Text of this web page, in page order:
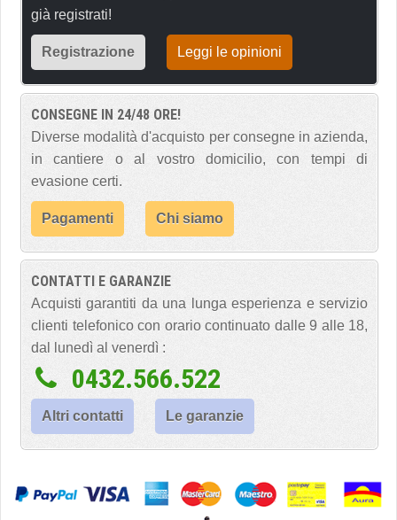
già registrati!
Registrazione Leggi le opinioni
CONSEGNE IN 24/48 ORE!
Diverse modalità d'acquisto per consegne in azienda,
in cantiere o al vostro domicilio, con tempi di
evasione certi.
Pagamenti Chi siamo
CONTATTI E GARANZIE
Acquisti garantiti da una lunga esperienza e servizio
clienti telefonico con orario continuato dalle 9 alle 18,
dal lunedì al venerdì :
0432.566.522
Altri contatti Le garanzie